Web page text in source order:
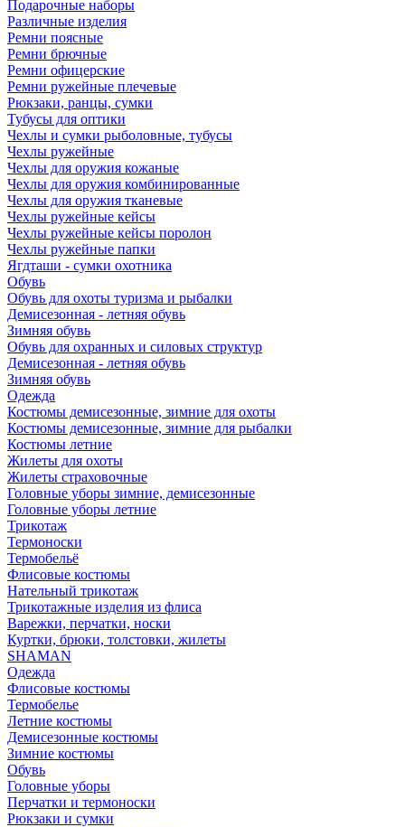
Подарочные наборы
Различные изделия
Ремни поясные
Ремни брючные
Ремни офицерские
Ремни ружейные плечевые
Рюкзаки, ранцы, сумки
Тубусы для оптики
Чехлы и сумки рыболовные, тубусы
Чехлы ружейные
Чехлы для оружия кожаные
Чехлы для оружия комбинированные
Чехлы для оружия тканевые
Чехлы ружейные кейсы
Чехлы ружейные кейсы поролон
Чехлы ружейные папки
Ягдташи - сумки охотника
Обувь
Обувь для охоты туризма и рыбалки
Демисезонная - летняя обувь
Зимняя обувь
Обувь для охранных и силовых структур
Демисезонная - летняя обувь
Зимняя обувь
Одежда
Костюмы демисезонные, зимние для охоты
Костюмы демисезонные, зимние для рыбалки
Костюмы летние
Жилеты для охоты
Жилеты страховочные
Головные уборы зимние, демисезонные
Головные уборы летние
Трикотаж
Термоноски
Термобельё
Флисовые костюмы
Нательный трикотаж
Трикотажные изделия из флиса
Варежки, перчатки, носки
Куртки, брюки, толстовки, жилеты
SHAMAN
Одежда
Флисовые костюмы
Термобелье
Летние костюмы
Демисезонные костюмы
Зимние костюмы
Обувь
Головные уборы
Перчатки и термоноски
Рюкзаки и сумки